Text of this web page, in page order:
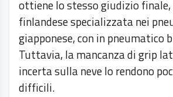
ottiene lo stesso giudizio
finlandese specializzata nei
giapponese, con in pneumatico
Tuttavia, la mancanza di grip
incerta sulla neve lo rendono
difficili.